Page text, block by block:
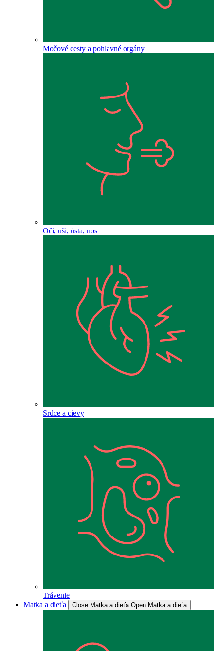
Močové cesty a pohlavné orgány
Oči, uši, ústa, nos
Srdce a cievy
Trávenie
Matka a dieťa
Close Matka a dieťa Open Matka a dieťa